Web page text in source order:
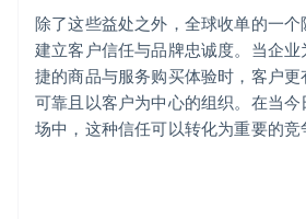
除了这些益处之外，全球收单的一
建立客户信任与品牌忠诚度。当企
捷的商品与服务购买体验时，客户
可靠且以客户为中心的组织。在当
场中，这种信任可以转化为重要的竞